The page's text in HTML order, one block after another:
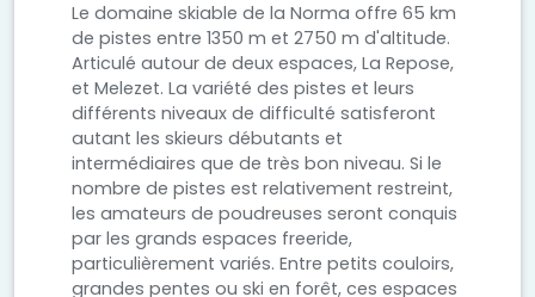
Le domaine skiable de la Norma offre 65 km
de pistes entre 1350 m et 2750 m d'altitude.
Articulé autour de deux espaces, La Repose,
et Melezet. La variété des pistes et leurs
différents niveaux de difficulté satisferont
autant les skieurs débutants et
intermédiaires que de très bon niveau. Si le
nombre de pistes est relativement restreint,
les amateurs de poudreuses seront conquis
par les grands espaces freeride,
particulièrement variés. Entre petits couloirs,
grandes pentes ou ski en forêt, ces espaces